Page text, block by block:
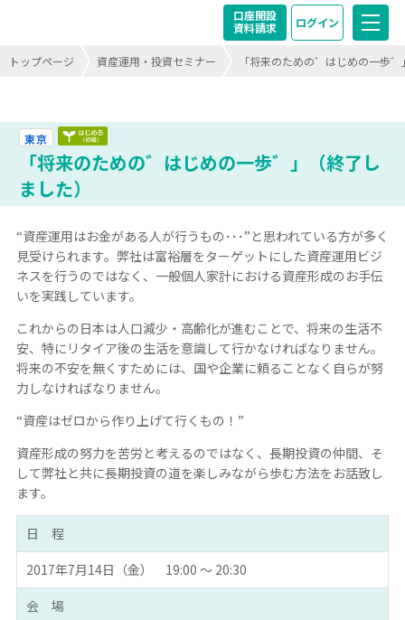
口座開設
資料請求
ログイン
トップページ 資産運用・投資セミナー 「将来のための゛はじめの一歩
「将来のための゛はじめの一歩゛」（終了し
ました）
東京
“資産運用はお金がある人が行うもの･･･”と思われている方が多く
見受けられます。弊社は富裕層をターゲットにした資産運用ビジ
ネスを行うのではなく、一般個人家計における資産形成のお手伝
いを実践しています。
これからの日本は人口減少・高齢化が進むことで、将来の生活不
安、特にリタイア後の生活を意識して行かなければなりません。
将来の不安を無くすためには、国や企業に頼ることなく自らが努
力しなければなりません。
“資産はゼロから作り上げて行くもの！”
資産形成の努力を苦労と考えるのではなく、長期投資の仲間、そ
して弊社と共に長期投資の道を楽しみながら歩む方法をお話致し
ます。
日 程
2017年7月14日（金） 19:00 ～ 20:30
会 場